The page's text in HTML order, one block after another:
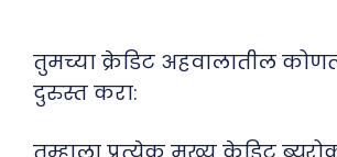
तुमच्या क्रेडिट अहवालातील
दुरुस्त करा: